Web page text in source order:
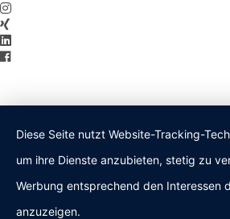
Diese Seite nutzt Website-Tracking-
um ihre Dienste anzubieten, stetig zu
Werbung entsprechend den Interessen
anzuzeigen.